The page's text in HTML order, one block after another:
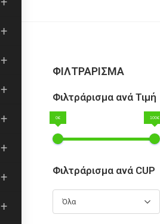
ΦΙΛΤΡΑΡΙΣΜΑ
Φιλτράρισμα ανά Τιμή
0€ 100€
Φιλτράρισμα ανά CUP
Όλα